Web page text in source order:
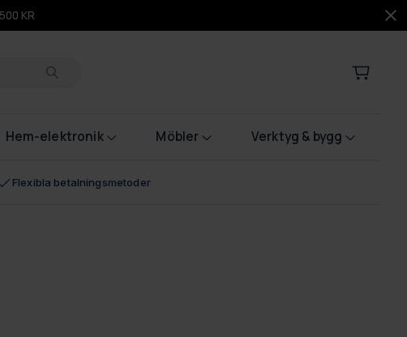
KR
Hem-elektronik Möbler Verktyg & bygg
Flexibla betalningsmetoder